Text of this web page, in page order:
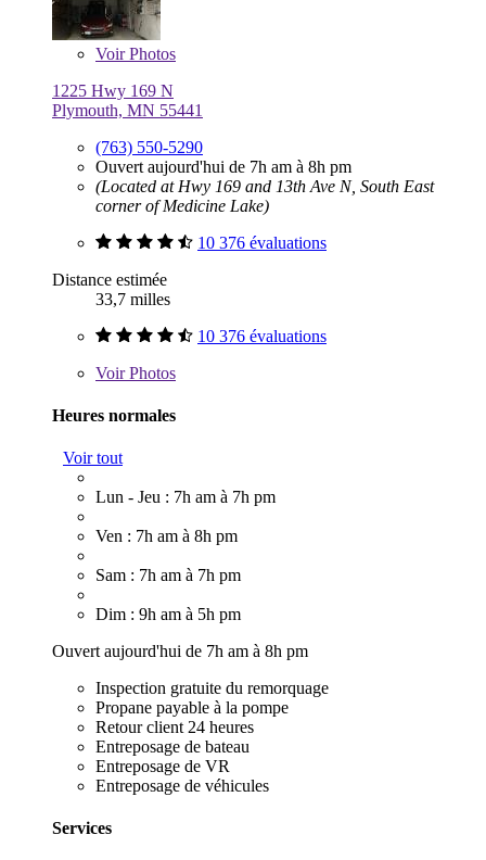
VoirPhotos
1225 Hwy 169 N
Plymouth, MN 55441
(763) 550-5290
Ouvert aujourd'hui de 7h am à 8h pm
(Located at Hwy 169 and 13th Ave N, South East
corner of Medicine Lake)
10 376 évaluations
Distance estimée
33,7 milles
10 376 évaluations
VoirPhotos
Heures normales
Voir tout
Lun - Jeu : 7h am à 7h pm
Ven : 7h am à 8h pm
Sam : 7h am à 7h pm
Dim : 9h am à 5h pm
Ouvert aujourd'hui de 7h am à 8h pm
Inspection gratuite du remorquage
Propane payable à la pompe
Retour client 24 heures
Entreposage de bateau
Entreposage de VR
Entreposage de véhicules
Services